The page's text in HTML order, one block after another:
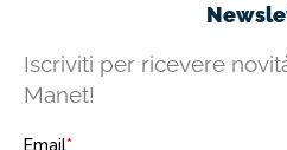
Iscriviti per ricevere
Manet!